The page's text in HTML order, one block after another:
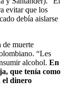
evitar que los
debía aislarse
de muerte
“Les
alcohol. En
que tenía como
el dinero